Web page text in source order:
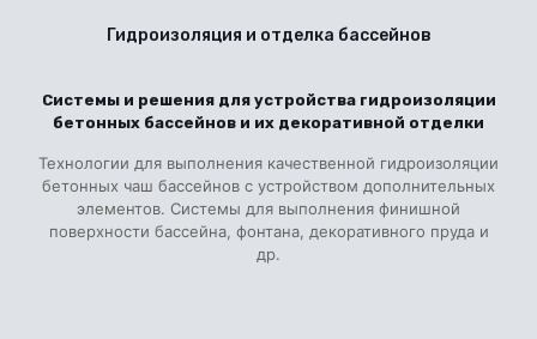
Гидроизоляция и отделка бассейнов
Системы и решения для устройства гидроизоляции
бетонных бассейнов и их декоративной отделки
Технологии для выполнения качественной гидроизоляции
бетонных чаш бассейнов с устройством дополнительных
элементов. Системы для выполнения финишной
поверхности бассейна, фонтана, декоративного пруда и
др.